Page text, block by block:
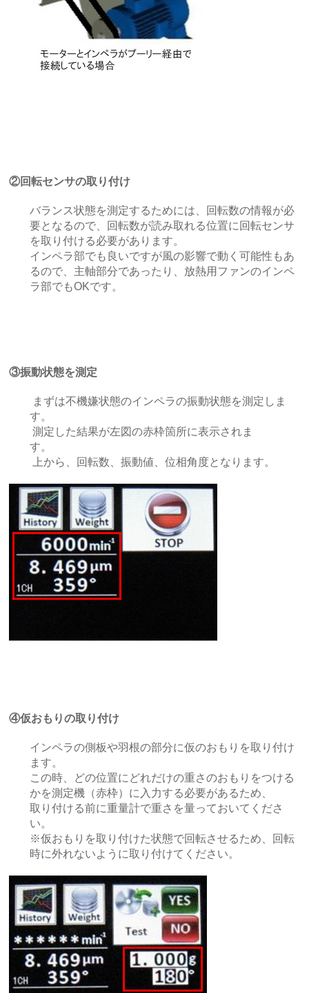
②回転センサの取り付け
バランス状態を測定するためには、回転数の情報が必
要となるので、回転数が読み取れる位置に回転センサ
を取り付ける必要があります。
インペラ部でも良いですが風の影響で動く可能性もあ
るので、主軸部分であったり、放熱用ファンのインペ
ラ部でもOKです。
③振動状態を測定
まずは不機嫌状態のインペラの振動状態を測定しま
す。
測定した結果が左図の赤枠箇所に表示されま
す。
上から、回転数、振動値、位相角度となります。
④仮おもりの取り付け
インペラの側板や羽根の部分に仮のおもりを取り付け
ます。
この時、どの位置にどれだけの重さのおもりをつける
かを測定機（赤枠）に入力する必要があるため、
取り付ける前に重量計で重さを量っておいてくださ
い。
※仮おもりを取り付けた状態で回転させるため、回転
時に外れないように取り付けてください。